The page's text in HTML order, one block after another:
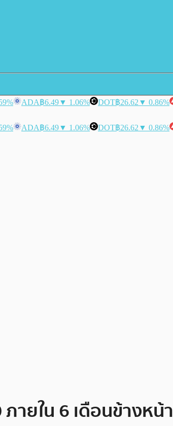
ADA฿6.49▼ 1.06% DOT฿26.62 ▼ 0.86%
ADA฿6.49▼ 1.06% DOT฿26.62 ▼ 0.86%
ายใน 6 เดือนข้างหน้า